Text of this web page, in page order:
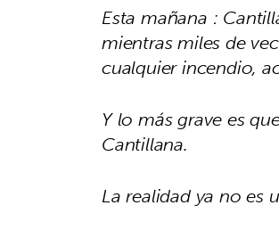
Esta mañana :
mientras miles de
cualquier incendio,
Y lo más grave es
Cantillana.
La realidad ya no es